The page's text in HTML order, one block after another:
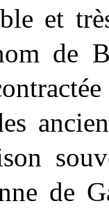
et
de
de